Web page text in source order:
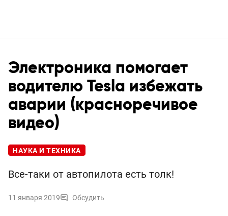
Электроника помогает
водителю Tesla избежать
аварии (красноречивое
видео)
НАУКА И ТЕХНИКА
Все-таки от автопилота есть толк!
11 января 2019 Обсудить